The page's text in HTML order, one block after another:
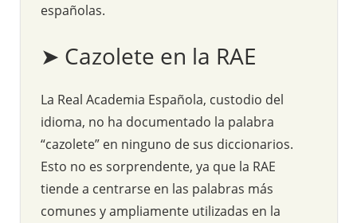
españolas.
➤ Cazolete en la RAE
La Real Academia Española, custodio del
idioma, no ha documentado la palabra
“cazolete” en ninguno de sus diccionarios.
Esto no es sorprendente, ya que la RAE
tiende a centrarse en las palabras más
comunes y ampliamente utilizadas en la